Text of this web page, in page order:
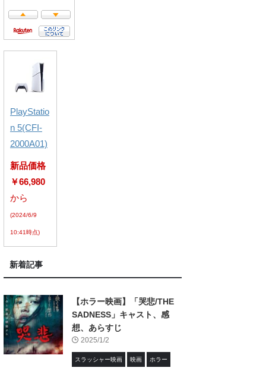
PlayStatio
n 5(CFI-
2000A01)
新品価格
￥66,980
から
(2024/6/9
10:41時点)
新着記事
【ホラー映画】「哭悲/THE
SADNESS」キャスト、感
想、あらすじ
2025/1/2
スラッシャー映画 映画 ホラー